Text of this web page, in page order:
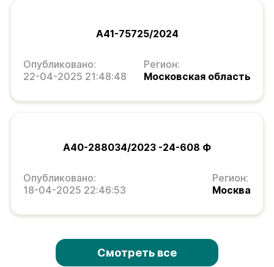
А41-75725/2024
Опубликовано:
22-04-2025 21:48:48
Регион:
Московская область
А40-288034/2023 -24-608 Ф
Опубликовано:
18-04-2025 22:46:53
Регион:
Москва
Смотреть все